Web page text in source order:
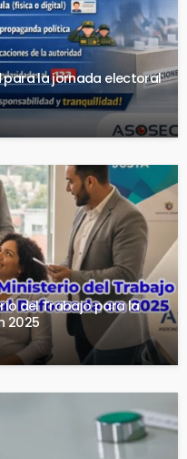
para la jornada electoral
del Trabajo para la
2025